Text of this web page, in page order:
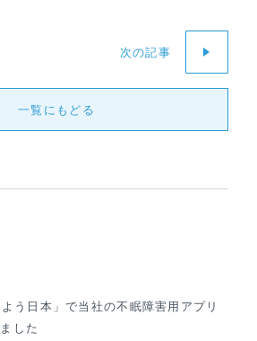
一覧にもどる
次の記事
う日本」で当社の不眠障害用アプリ
した